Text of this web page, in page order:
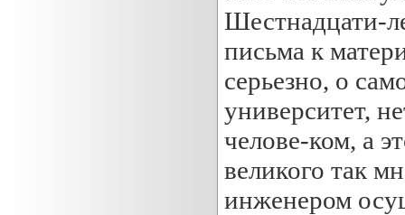
Шестнадцати-
письма к
серьезно, о
университет,
челове-ком, а
великого так
инженером